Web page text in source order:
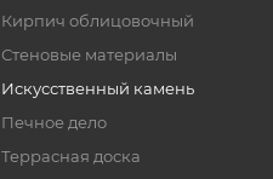
Кирпич облицовочный
Стеновые материалы
Искусственный камень
Печное дело
Террасная доска